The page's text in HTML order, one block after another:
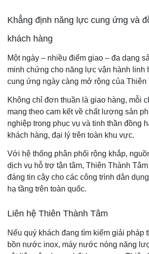
Khẳng định năng lực cung ứng và
khách hàng
Một ngày – nhiều điểm giao – đa dạng
minh chứng cho năng lực vận hành linh
cung ứng ngày càng mở rộng của Thiên
Không chỉ đơn thuần là giao hàng, mỗi
mang theo cam kết về chất lượng sản
nghiệp trong phục vụ và tinh thần đồng
khách hàng, đại lý trên toàn khu vực.
Với hệ thống phân phối rộng khắp,
dịch vụ hỗ trợ tận tâm, Thiên Thành
đáng tin cậy cho các công trình dân
hạ tầng trên toàn quốc.
Liên hệ Thiên Thành Tâm
Nếu quý khách đang tìm kiếm giải pháp
bồn nước inox, máy nước nóng năng